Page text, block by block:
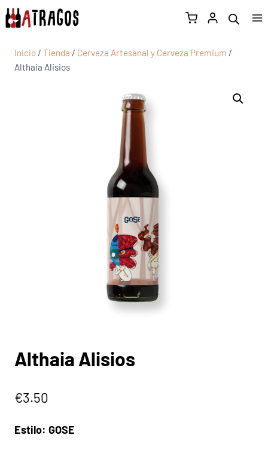
Inicio / Tienda / Cerveza Artesanal y Cerveza Premium /
Althaia Alisios
Althaia Alisios
€3.50
Estilo: GOSE